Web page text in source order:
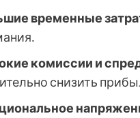
временные
комиссии и
снизить